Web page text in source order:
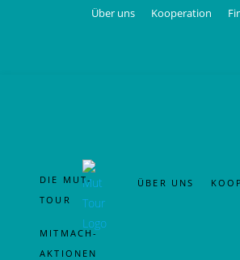
Über uns Kooperation
DIE MUT-
TOUR
MITMACH-
AKTIONEN
ÜBER UNS